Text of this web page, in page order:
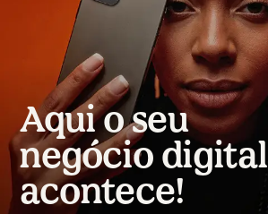
Aqui o seu
negócio digital
acontece!